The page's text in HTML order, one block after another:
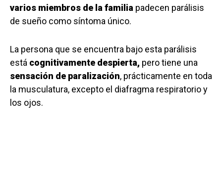
varios miembros de la familia padecen parálisis
de sueño como síntoma único.
La persona que se encuentra bajo esta parálisis
está cognitivamente despierta, pero tiene una
sensación de paralización, prácticamente en toda
la musculatura, excepto el diafragma respiratorio y
los ojos.